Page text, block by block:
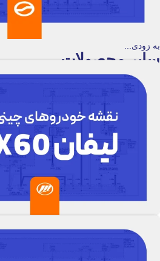
به زودی...
سایر محصولات
نقشه سیم کشی لیفان X60 – نقشه الکتریکی LIFAN X60